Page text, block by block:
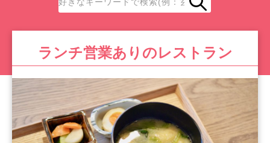
ランチ営業ありのレストラン